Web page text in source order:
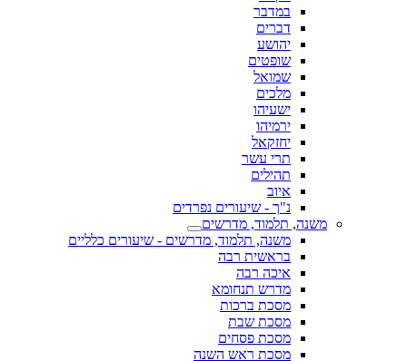
במדבר
דברים
יהושע
שופטים
שמואל
מלכים
ישעיהו
ירמיהו
יחזקאל
תרי עשר
תהילים
איוב
נ"ך - שיעורים נפרדים
משנה, תלמוד, מדרשים
משנה, תלמוד, מדרשים - שיעורים כלליים
בראשית רבה
איכה רבה
מדרש תנחומא
מסכת ברכות
מסכת שבת
מסכת פסחים
מסכת ראש השנה